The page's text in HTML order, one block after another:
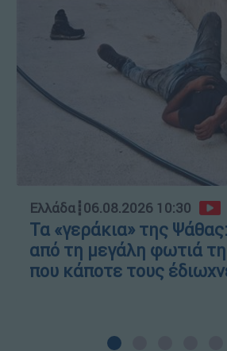
Ελλάδα┋06.08.2026 10:30
Τα «γεράκια» της
από τη μεγάλη φωτιά τη
που κάποτε τους